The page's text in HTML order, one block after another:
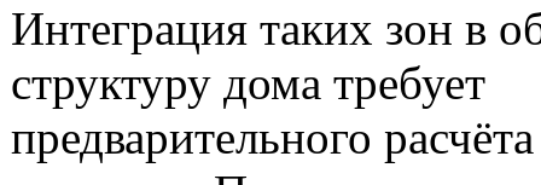
Интеграция таких зон в
структуру дома требует
предварительного